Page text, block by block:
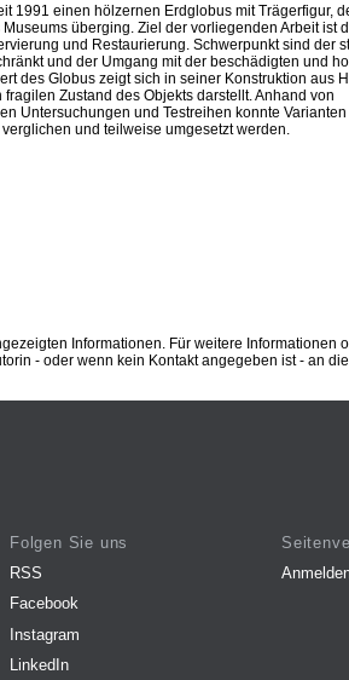
1991 einen hölzernen Erdglobus mit Trägerfigur,
überging. Ziel der vorliegenden Arbeit ist
und Restaurierung. Schwerpunkt sind der
und der Umgang mit der beschädigten und
des Globus zeigt sich in seiner Konstruktion aus
Zustand des Objekts darstellt. Anhand von
Untersuchungen und Testreihen konnte
und teilweise umgesetzt werden.
Informationen. Für weitere Informationen
- oder wenn kein Kontakt angegeben ist - an
Folgen Sie uns
RSS
Facebook
Instagram
LinkedIn